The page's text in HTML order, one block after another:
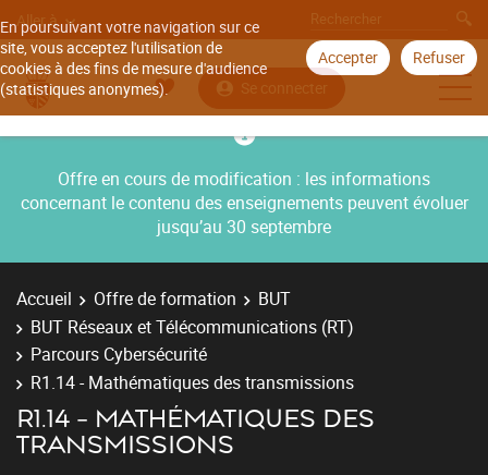
En poursuivant votre navigation sur ce
site, vous acceptez l'utilisation de
cookies à des fins de mesure d'audience
(statistiques anonymes).
Accepter Refuser
Aller à
Se connecter
Offre en cours de modification : les informations
concernant le contenu des enseignements peuvent évoluer
jusqu’au 30 septembre
Accueil Offre de formation
BUT
BUT Réseaux et Télécommunications (RT)
Parcours Cybersécurité
R1.14 - Mathématiques des transmissions
R1.14 - MATHÉMATIQUES DES
TRANSMISSIONS